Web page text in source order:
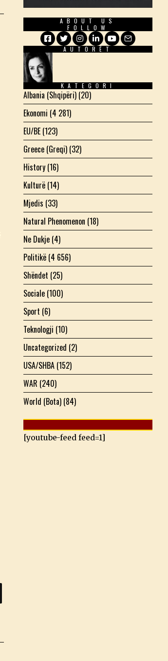
ABOUT US
FOLLOW
Facebook
TwitterInstagram
LinkedIn
YouTube
Email
AUTORËT
KATEGORI
Albania (Shqipëri) (20)
Ekonomi (4 281)
EU/BE (123)
Greece (Greqi) (32)
History (16)
Kulturë (14)
Mjedis (33)
Natural Phenomenon (18)
Ne Dukje (4)
Politikë (4 656)
Shëndet (25)
Sociale (100)
Sport (6)
Teknologji (10)
Uncategorized (2)
USA/SHBA (152)
WAR (240)
World (Bota) (84)
[youtube-feed feed=1]